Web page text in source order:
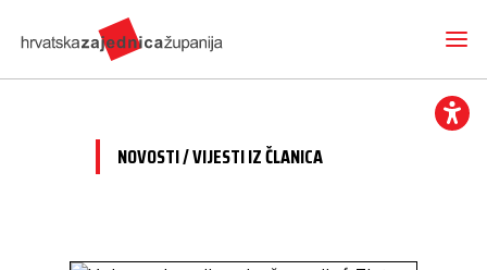
Novosti
NOVOSTI / VIJESTI IZ ČLANICA